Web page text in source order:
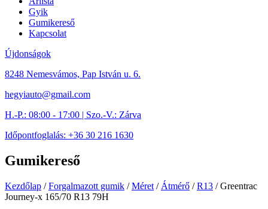
Gyik
Gumikereső
Kapcsolat
Újdonságok
8248 Nemesvámos, Pap István u. 6.
hegyiauto@gmail.com
H.-P.: 08:00 - 17:00 | Szo.-V.: Zárva
Időpontfoglalás: +36 30 216 1630
Gumikereső
Kezdőlap /Forgalmazott gumik /Méret / Átmérő /R13 /Greentrac
Journey-x 165/70 R13 79H